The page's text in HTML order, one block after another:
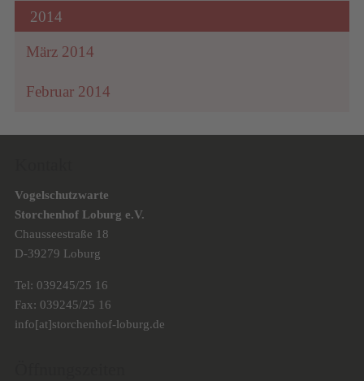
2014
März 2014
Februar 2014
Vogelschutzwarte
Storchenhof Loburg e.V.
Chausseestraße 18
D-39279 Loburg
Tel: 039245/25 16
Fax: 039245/25 16
info[at]storchenhof-loburg.de